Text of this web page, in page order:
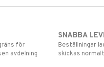
för
avdelning
SNABBA
Beställningar
skickas